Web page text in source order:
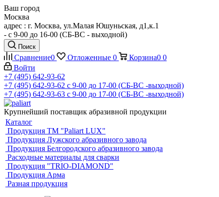
Ваш город
Москва
адрес : г. Москва, ул.Малая Юшуньская, д1,к.1
- c 9-00 до 16-00 (СБ-ВС - выходной)
Поиск
Сравнение0 Отложенные 0 Корзина0 0
Войти
+7 (495) 642-93-62
+7 (495) 642-93-62 c 9-00 до 17-00 (СБ-ВС -выходной)
+7 (495) 642-93-63 c 9-00 до 17-00 (СБ-ВС -выходной)
Крупнейший поставщик абразивной продукции
Каталог
Продукция ТМ "Paliart LUX"
Продукция Лужского абразивного завода
Продукция Белгородского абразивного завода
Расходные материалы для сварки
Продукция "TRIO-DIAMOND"
Продукция Арма
Разная продукция